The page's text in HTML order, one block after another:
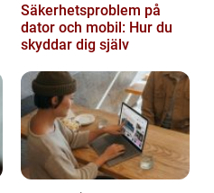
Säkerhetsproblem på
dator och mobil: Hur du
skyddar dig själv